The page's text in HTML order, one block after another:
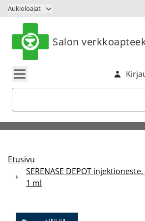
Siirry sisältöön
Aukioloajat
Salon
Etusivu
SERENASE DEPOT
1 ml